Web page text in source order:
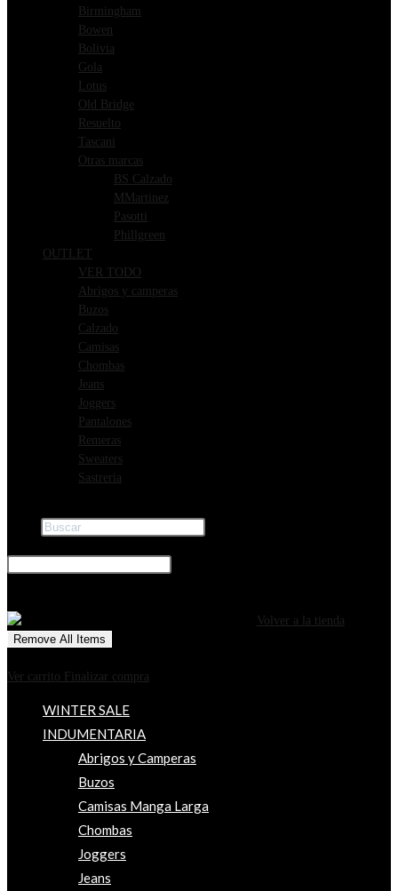
Birmingham
Bowen
Bolivia
Gola
Lotus
Old Bridge
Resuelto
Tascani
Otras marcas
BS Calzado
MMartinez
Pasotti
Phillgreen
OUTLET
VER TODO
Abrigos y camperas
Buzos
Calzado
Camisas
Chombas
Jeans
Joggers
Pantalones
Remeras
Sweaters
Sastreria
Volver a la tienda
Remove All Items
Ver carrito
Finalizar compra
WINTER SALE
INDUMENTARIA
Abrigos y Camperas
Buzos
Camisas Manga Larga
Chombas
Joggers
Jeans